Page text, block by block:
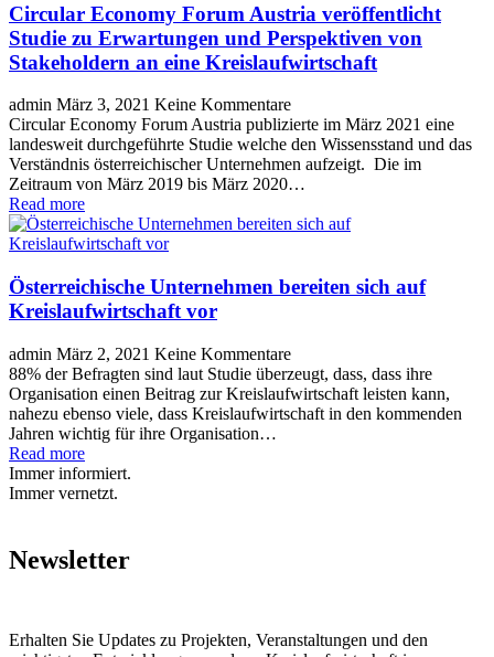
Circular Economy Forum Austria veröffentlicht
Studie zu Erwartungen und Perspektiven von
Stakeholdern an eine Kreislaufwirtschaft
admin März 3, 2021 Keine Kommentare
Circular Economy Forum Austria publizierte im März 2021 eine
landesweit durchgeführte Studie welche den Wissensstand und das
Verständnis österreichischer Unternehmen aufzeigt. Die im
Zeitraum von März 2019 bis März 2020…
Read more
Österreichische Unternehmen bereiten sich auf
Kreislaufwirtschaft vor
admin März 2, 2021 Keine Kommentare
88% der Befragten sind laut Studie überzeugt, dass, dass ihre
Organisation einen Beitrag zur Kreislaufwirtschaft leisten kann,
nahezu ebenso viele, dass Kreislaufwirtschaft in den kommenden
Jahren wichtig für ihre Organisation…
Read more
Immer informiert.
Immer vernetzt.
Newsletter
Erhalten Sie Updates zu Projekten, Veranstaltungen und den